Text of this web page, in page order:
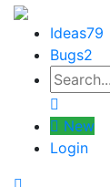
Ideas79
Bugs2
New
Login